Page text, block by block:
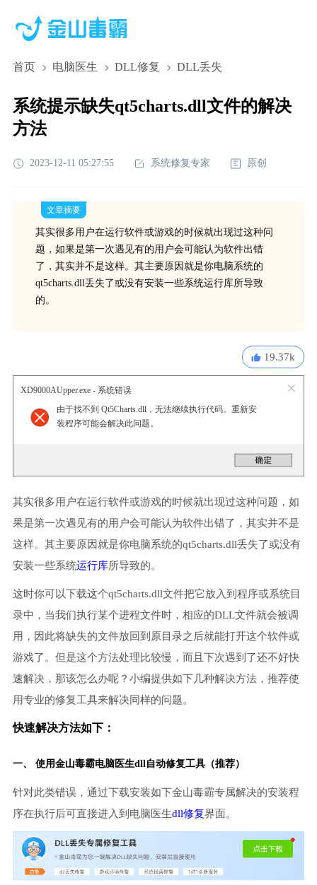
首页 电脑医生 DLL修复 DLL丢失
系统提示缺失qt5charts.dll文件的解决
方法
2023-12-11 05:27:55 系统修复专家 原创
文章摘要
其实很多用户在运行软件或游戏的时候就出现过这种问
题，如果是第一次遇见有的用户会可能认为软件出错
了，其实并不是这样。其主要原因就是你电脑系统的
qt5charts.dll丢失了或没有安装一些系统运行库所导致
的。
19.37k
XD9000AUpper.exe - 系统错误
由于找不到 Qt5Charts.dll，无法继续执行代码。重新安
装程序可能会解决此问题。
其实很多用户在运行软件或游戏的时候就出现过这种问题，如
果是第一次遇见有的用户会可能认为软件出错了，其实并不是
这样。其主要原因就是你电脑系统的qt5charts.dll丢失了或没有
安装一些系统运行库所导致的。
这时你可以下载这个qt5charts.dll文件把它放入到程序或系统目
录中，当我们执行某个进程文件时，相应的DLL文件就会被调
用，因此将缺失的文件放回到原目录之后就能打开这个软件或
游戏了。但是这个方法处理比较慢，而且下次遇到了还不好快
速解决，那该怎么办呢？小编提供如下几种解决方法，推荐使
用专业的修复工具来解决同样的问题。
快速解决方法如下：
一、 使用金山毒霸电脑医生dll自动修复工具（推荐）
针对此类错误，通过下载安装如下金山毒霸专属解决的安装程
序在执行后可直接进入到电脑医生dll修复界面。